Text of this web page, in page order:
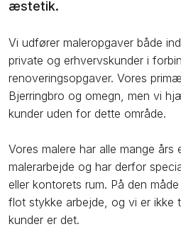
æstetik.
Vi udfører maleropgaver både
private og erhvervskunder i
renoveringsopgaver. Vores
Bjerringbro og omegn, men vi
kunder uden for dette område.
​Vores malere har alle mange års
malerarbejde og har derfor
eller kontorets rum. På den
flot stykke arbejde, og vi er ikke
kunder er det.